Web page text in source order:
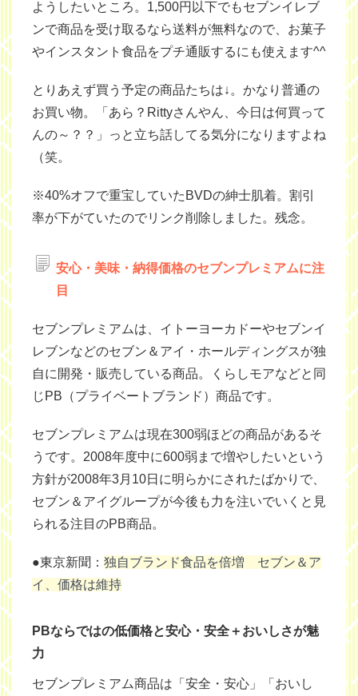
ようしたいところ。1,500円以下でもセブンイレブ
ンで商品を受け取るなら送料が無料なので、お菓子
やインスタント食品をプチ通販するにも使えます^^
とりあえず買う予定の商品たちは↓。かなり普通の
お買い物。「あら？Rittyさんやん、今日は何買って
んの～？？」っと立ち話してる気分になりますよね
（笑。
※40%オフで重宝していたBVDの紳士肌着。割引
率が下がていたのでリンク削除しました。残念。
安心・美味・納得価格のセブンプレミアムに注
目
セブンプレミアムは、イトーヨーカドーやセブンイ
レブンなどのセブン＆アイ・ホールディングスが独
自に開発・販売している商品。くらしモアなどと同
じPB（プライベートブランド）商品です。
セブンプレミアムは現在300弱ほどの商品があるそ
うです。2008年度中に600弱まで増やしたいという
方針が2008年3月10日に明らかにされたばかりで、
セブン＆アイグループが今後も力を注いでいくと見
られる注目のPB商品。
●東京新聞： 独自ブランド食品を倍増 セブン＆ア
イ、価格は維持
PBならではの低価格と安心・安全＋おいしさが魅
力
セブンプレミアム商品は「安全・安心」「おいし